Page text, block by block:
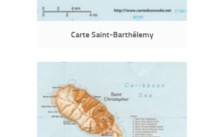
Carte Saint-Barthélemy